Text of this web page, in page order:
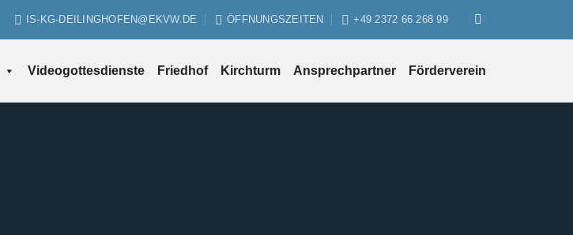
IS-KG-DEILINGHOFEN@EKVW.DE ÖFFNUNGSZEITEN +49 2372 66 268 99
Videogottesdienste Friedhof Kirchturm Ansprechpartner Förderverein